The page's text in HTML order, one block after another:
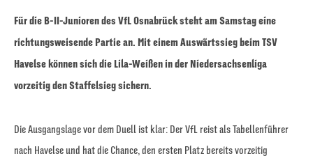
Für die B-II-Junioren des VfL Osnabrück steht am Samstag eine
richtungsweisende Partie an. Mit einem Auswärtssieg beim TSV
Havelse können sich die Lila-Weißen in der Niedersachsenliga
vorzeitig den Staffelsieg sichern.
Die Ausgangslage vor dem Duell ist klar: Der VfL reist als Tabellenführer
nach Havelse und hat die Chance, den ersten Platz bereits vorzeitig